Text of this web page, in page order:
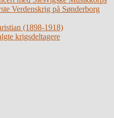
Verdenskrig på Sønderborg
(1898-1918)
krigsdeltagere